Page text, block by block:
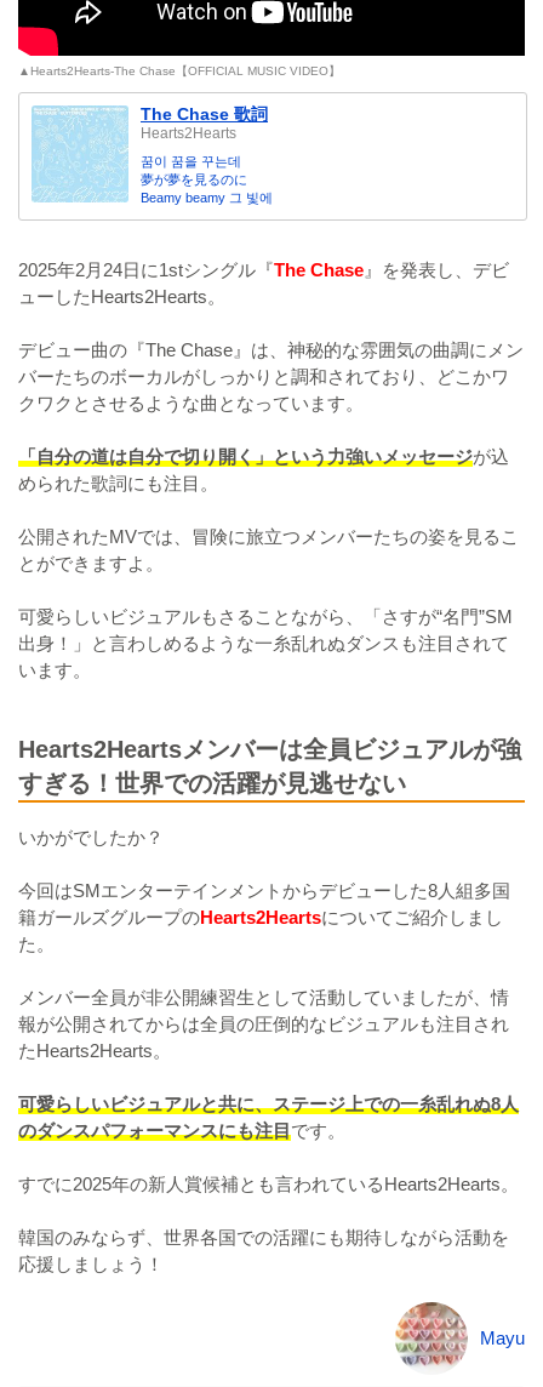
▲Hearts2Hearts-The Chase【OFFICIAL MUSIC VIDEO】
The Chase 歌詞
Hearts2Hearts
꿈이 꿈을 꾸는데
夢が夢を見るのに
Beamy beamy 그 빛에
2025年2月24日に1stシングル『The Chase』を発表し、デビ
ューしたHearts2Hearts。
デビュー曲の『The Chase』は、神秘的な雰囲気の曲調にメン
バーたちのボーカルがしっかりと調和されており、どこかワ
クワクとさせるような曲となっています。
「自分の道は自分で切り開く」という力強いメッセージが込
められた歌詞にも注目。
公開されたMVでは、冒険に旅立つメンバーたちの姿を見るこ
とができますよ。
可愛らしいビジュアルもさることながら、「さすが“名門”SM
出身！」と言わしめるような一糸乱れぬダンスも注目されて
います。
Hearts2Heartsメンバーは全員ビジュアルが強
すぎる！世界での活躍が見逃せない
いかがでしたか？
今回はSMエンターテインメントからデビューした8人組多国
籍ガールズグループのHearts2Heartsについてご紹介しまし
た。
メンバー全員が非公開練習生として活動していましたが、情
報が公開されてからは全員の圧倒的なビジュアルも注目され
たHearts2Hearts。
可愛らしいビジュアルと共に、ステージ上での一糸乱れぬ8人
のダンスパフォーマンスにも注目です。
すでに2025年の新人賞候補とも言われているHearts2Hearts。
韓国のみならず、世界各国での活躍にも期待しながら活動を
応援しましょう！
Mayu